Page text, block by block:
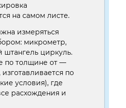
на самом листе.
измеряться
микрометр,
штангель циркуль.
по толщине от —
по
условия), где
расхождения и